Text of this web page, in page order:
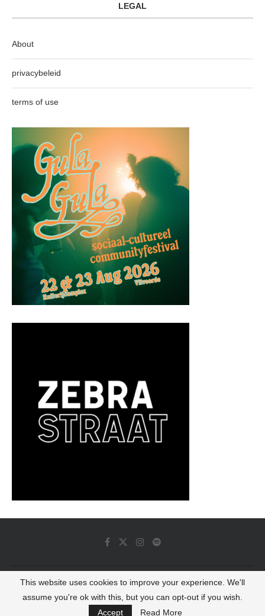
LEGAL
About
privacybeleid
terms of use
© 2022 - Luminous Dash All Rights Reserved
BACK TO TOP
This website uses cookies to improve your experience. We'll
assume you're ok with this, but you can opt-out if you wish.
Accept
Read More